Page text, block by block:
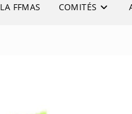
LA FFMAS COMITÉS